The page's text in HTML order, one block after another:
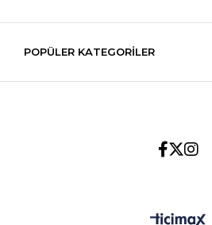
POPÜLER KATEGORİLER